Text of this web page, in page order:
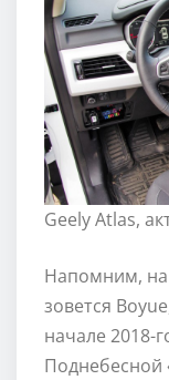
Geely Atlas,
Напомним,
зовется
начале 2018-
Поднебесной